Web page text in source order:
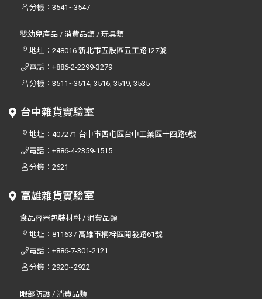
分機：3541~3547
嬰幼兒產品 / 消費品類 / 玩具類
地址：248016 新北市五股區五工路127號
電話：+886-2-2299-3279
分機：3511~3514, 3516, 3519, 3535
台中雜貨實驗室
地址：407271 台中市西屯區台中工業區十四路9號
電話：+886-4-2359-1515
分機：2621
高雄雜貨實驗室
食品容器包裝材料 / 消費品類
地址：811637 高雄市楠梓區開發路61號
電話：+886-7-301-2121
分機：2920~2922
眼部防護 / 消費品類